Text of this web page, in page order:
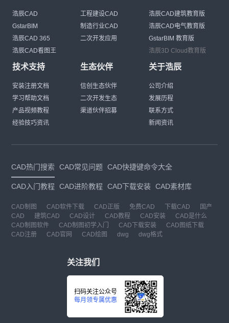
浩辰CAD
GstarBIM
浩辰CAD 365
浩辰CAD看图王
工程建设CAD
制造行业CAD
二次开发应用
浩辰CAD建筑教育版
浩辰CAD电气教育版
GstarBIM 教育版
浩辰3D Cloud教育版
技术支持
安装注册文档
学习帮助文档
产品视频教程
经验技巧资讯
生态伙伴
信创生态伙伴
二次开发生态
渠道伙伴招募
关于浩辰
公司介绍
发展历程
联系方式
新闻资讯
CAD热门搜索 CAD常见问题 CAD快捷键命令大全
CAD入门教程 CAD进阶教程 CAD下载安装 CAD素材库
CAD制图 CAD软件下载 CAD正版 免费CAD 下载CAD
国产
CAD
建筑CAD CAD设计 CAD教程 CAD安装
CAD是什么
CAD制图软件
CAD制图初学入门 CAD下载安装
CAD图纸下载
CAD注册
CAD官网 CAD绘图 dwg dwg格式
关注我们
扫码关注公众号
每月领专属优惠